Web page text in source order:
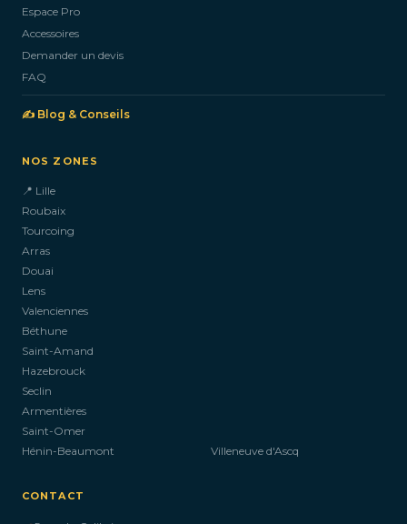
Espace Pro
Accessoires
Demander un devis
FAQ
✍️ Blog & Conseils
NOS ZONES
📍 Lille
Roubaix
Tourcoing
Arras
Douai
Lens
Valenciennes
Béthune
Saint-Amand
Hazebrouck
Seclin
Armentières
Saint-Omer
Hénin-Beaumont
Villeneuve d'Ascq
CONTACT